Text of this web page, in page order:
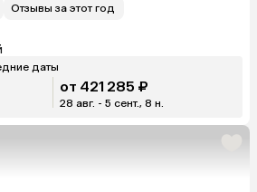
Отзывы за этот год
даты
от 421 285 ₽
28 авг. - 5 сент., 8 н.